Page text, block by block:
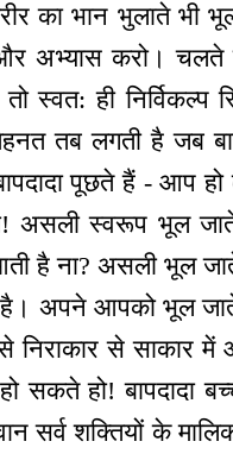
का भान भुलाते भी
अभ्यास करो। चलते
स्वत: ही निर्विकल्प
तब लगती है जब
पूछते हैं - आप हो
हो! असली स्वरूप भूल
है ना? असली भूल
है। अपने आपको भूल
से साकार में
हो! बापदादा
सर्व शक्तियों के